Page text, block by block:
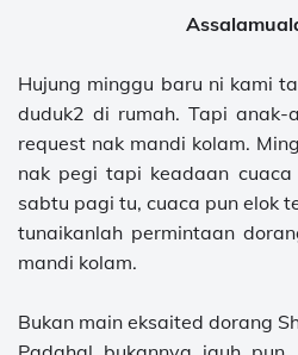
Hujung minggu baru ni kami
duduk2 di rumah. Tapi
request nak mandi kolam.
nak pegi tapi keadaan
sabtu pagi tu, cuaca pun elok
tunaikanlah permintaan
mandi kolam.
Bukan main eksaited dorang